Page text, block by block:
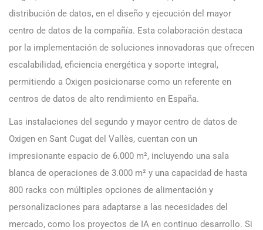
distribución de datos, en el diseño y ejecución del mayor
centro de datos de la compañía. Esta colaboración destaca
por la implementación de soluciones innovadoras que ofrecen
escalabilidad, eficiencia energética y soporte integral,
permitiendo a Oxigen posicionarse como un referente en
centros de datos de alto rendimiento en España.
Las instalaciones del segundo y mayor centro de datos de
Oxigen en Sant Cugat del Vallès, cuentan con un
impresionante espacio de 6.000 m², incluyendo una sala
blanca de operaciones de 3.000 m² y una capacidad de hasta
800 racks con múltiples opciones de alimentación y
personalizaciones para adaptarse a las necesidades del
mercado, como los proyectos de IA en continuo desarrollo. Si